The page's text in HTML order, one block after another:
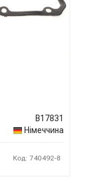
B17831
Німеччина
Код: 740492-8